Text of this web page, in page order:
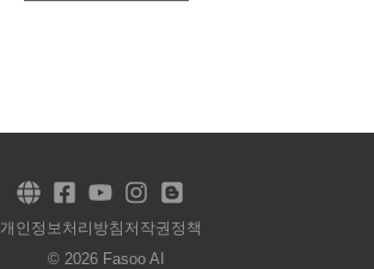
개인정보처리방침 저작권정책
© 2026 Fasoo AI